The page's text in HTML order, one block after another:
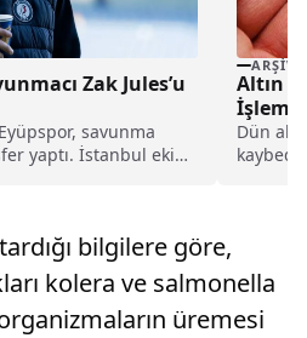
Zak Jules’u
savunma
yaptı. İstanbul ekibi,
ARŞIV
Altın
İşlem
Dün
bilgilere göre,
kolera ve salmonella
üremesi